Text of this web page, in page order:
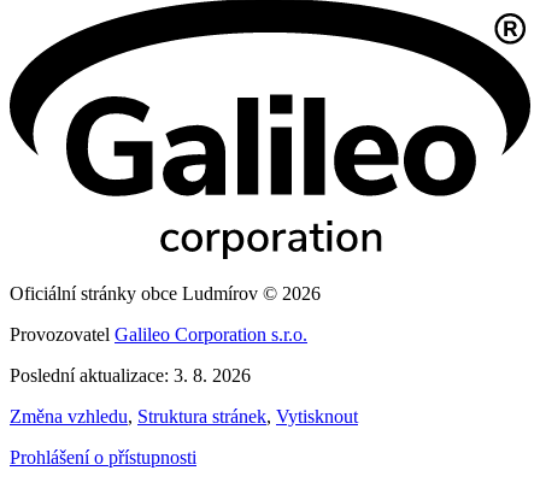
Oficiální stránky obce Ludmírov © 2026
Provozovatel Galileo Corporation s.r.o.
Poslední aktualizace: 3. 8. 2026
Změna vzhledu, Struktura stránek, Vytisknout
Prohlášení o přístupnosti